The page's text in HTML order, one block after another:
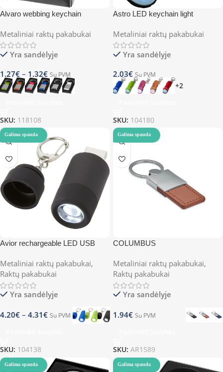
Alvaro webbing keychain
Metaliniai raktų pakabukai
Yra sandėlyje
1.27€ – 1.32€ Su PVM
SKU: 118108
Astro LED keychain light
Metaliniai raktų pakabukai
Yra sandėlyje
2.03€ Su PVM
+2
SKU: 104180
Galima spauda
Avior rechargeable LED USB
Metaliniai raktų pakabukai,
Raktų pakabukai
Yra sandėlyje
4.20€ – 4.31€ Su PVM
SKU: 104138
Galima spauda
COLUMBUS
Metaliniai raktų pakabukai,
Raktų pakabukai
Yra sandėlyje
1.94€ Su PVM
SKU: AR1589
Galima spauda Galima spauda